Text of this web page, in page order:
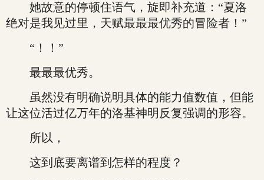
她故意的停顿住语气，旋即补充道：“夏洛
绝对是我见过里，天赋最最最优秀的冒险者！”
“！！”
最最最优秀。
虽然没有明确说明具体的能力值数值，但能
让这位活过亿万年的洛基神明反复强调的形容。
所以，
这到底要离谱到怎样的程度？